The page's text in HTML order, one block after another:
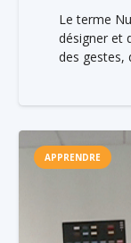
Le terme
désigner et
des gestes,
APPRENDRE